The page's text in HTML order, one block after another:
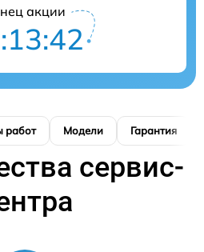
акции
работ Модели Гарантия
сервис-